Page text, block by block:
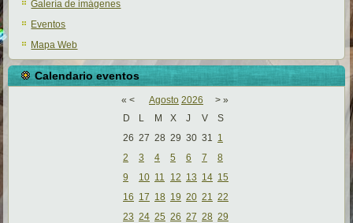
Galería de imágenes
Eventos
Mapa Web
Calendario eventos
« < Agosto 2026 > »
D
L M X J V
S
26 27 28 29 30 31 1
2
3 4 5 6 7
8
9
10 11 12 13 14 15
16 17 18 19 20 21 22
23 24 25 26 27 28 29